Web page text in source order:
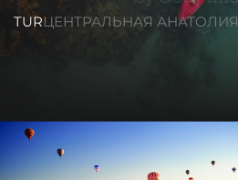
TURЦЕНТРАЛЬНАЯ АНАТОЛИЯ